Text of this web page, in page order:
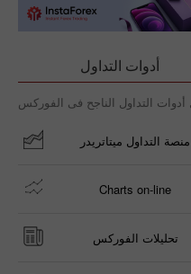
أدوات التداول
منصة التداول ميتاتريدر
Charts on-line
تحليلات الفوركس